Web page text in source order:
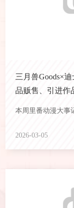
三月兽Goods×
品贩售、引进作
本周里番动漫大事
2026-03-05